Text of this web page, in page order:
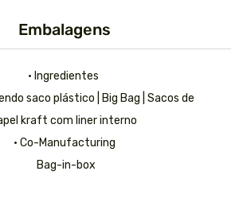
Embalagens
• Ingredientes
saco plástico | Big Bag | Sacos de
kraft com liner interno
• Co-Manufacturing
Bag-in-box